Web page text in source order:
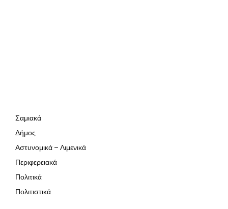
Σαμιακά
Δήμος
Αστυνομικά – Λιμενικά
Περιφερειακά
Πολιτικά
Πολιτιστικά